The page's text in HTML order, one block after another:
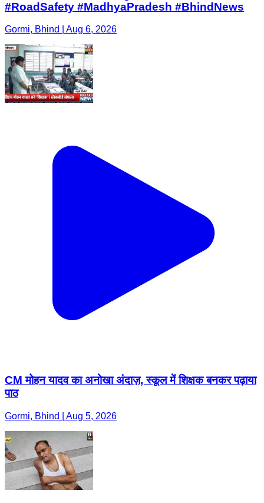
#RoadSafety #MadhyaPradesh #BhindNews
Gormi, Bhind | Aug 6, 2026
CM मोहन यादव का अनोखा अंदाज़, स्कूल में शिक्षक बनकर पढ़ाया
पाठ
Gormi, Bhind | Aug 5, 2026